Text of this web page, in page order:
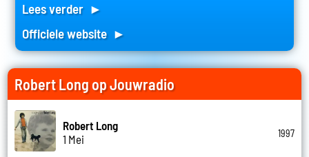
Lees verder ►
Officiele website ►
Robert Long op Jouwradio
Robert Long
1 Mei
1997